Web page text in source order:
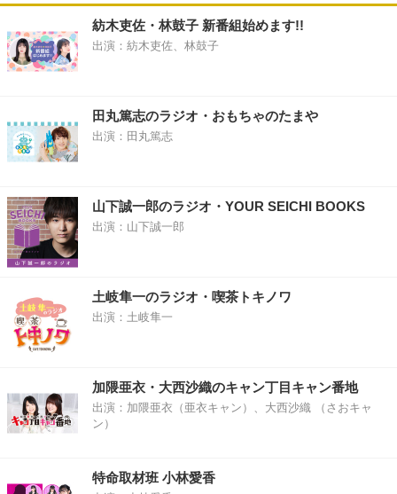
紡木吏佐・林鼓子 新番組始めます!!
出演：紡木吏佐、林鼓子
田丸篤志のラジオ・おもちゃのたまや
出演：田丸篤志
山下誠一郎のラジオ・YOUR SEICHI BOOKS
出演：山下誠一郎
土岐隼一のラジオ・喫茶トキノワ
出演：土岐隼一
加隈亜衣・大西沙織のキャン丁目キャン番地
出演：加隈亜衣（亜衣キャン）、大西沙織 （さおキャ
ン）
特命取材班 小林愛香